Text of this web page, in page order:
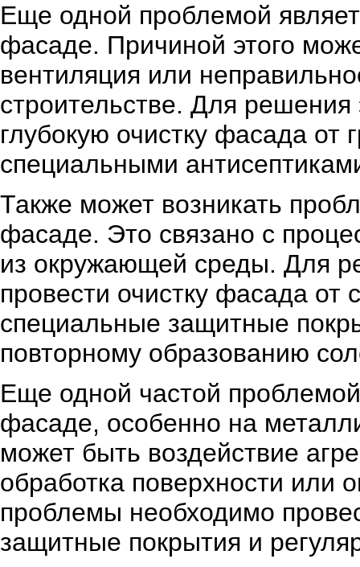
Еще одной проблемой
фасаде. Причиной этого
вентиляция или
строительстве. Для
глубокую очистку фасада от
специальными
Также может возникать
фасаде. Это связано с
из окружающей среды. Для
провести очистку фасада
специальные защитные
повторному образованию
Еще одной частой
фасаде, особенно на
может быть воздействие
обработка поверхности
проблемы необходимо
защитные покрытия и